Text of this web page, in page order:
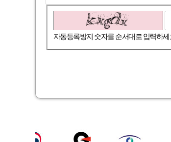
자동등록방지 숫자를 순서대로 입력하세